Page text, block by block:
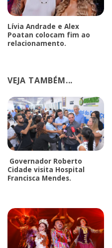
Lívia Andrade e Alex
Poatan colocam fim ao
relacionamento.
VEJA TAMBÉM...
Governador Roberto
Cidade visita Hospital
Francisca Mendes.